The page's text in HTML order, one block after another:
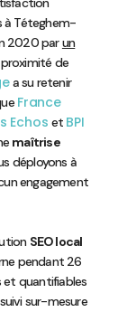
à Téteghem-
2020 parun
de
a su retenir
France
Echos et BPI
maîtrise
déployons à
engagement
SEO local
pendant 26
et quantifiables
sur-mesure